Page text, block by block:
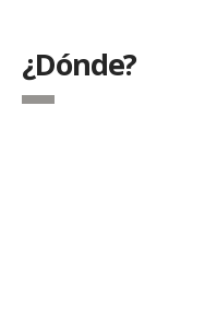
¿Dónde?